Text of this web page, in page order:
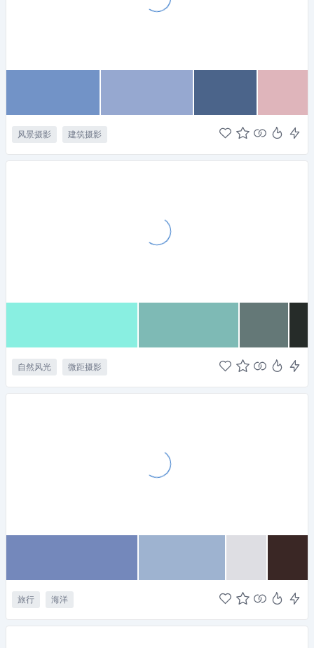
风景摄影 建筑摄影
自然风光 微距摄影
旅行 海洋